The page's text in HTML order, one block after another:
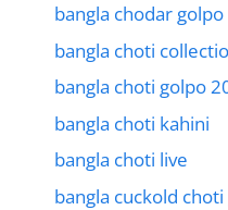
bangla chodar golpo
bangla choti
bangla choti golpo
bangla choti kahini
bangla choti live
bangla cuckold